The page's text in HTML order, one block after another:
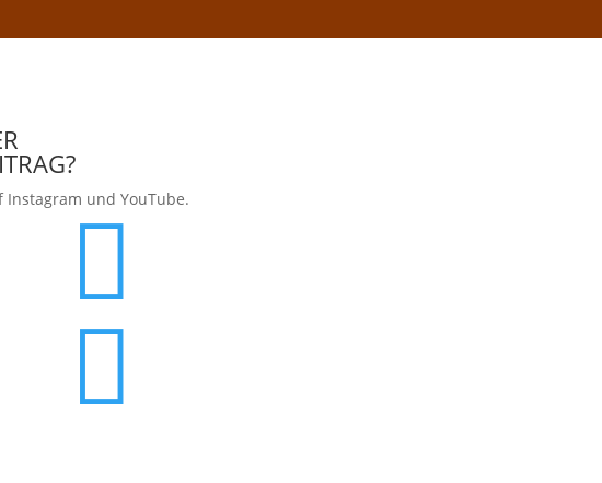
und YouTube.

